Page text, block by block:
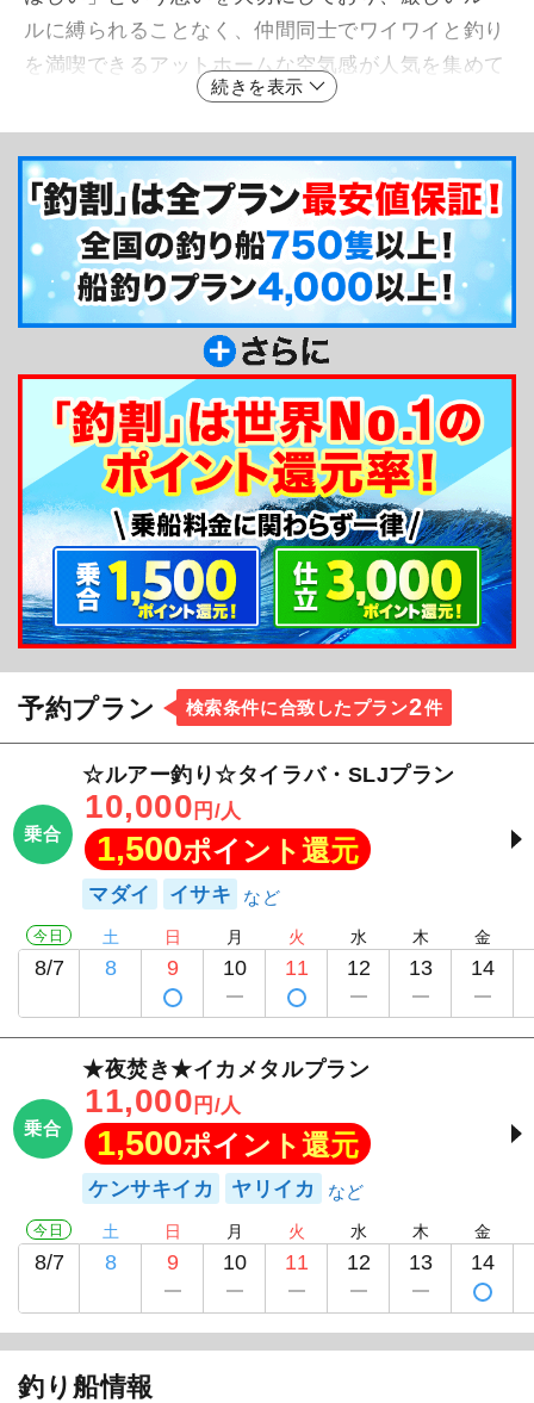
ルに縛られることなく、仲間同士でワイワイと釣り
を満喫できるアットホームな空気感が人気を集めて
います。レンタルタックルや仕掛けも用意されてい
るため、道具を持っていない方でも手ぶらで気軽に
参加できるのも嬉しいポイント。釣りが初めての方
や女性のお客様にも丁寧にレクチャーしてくれるの
で、安心してチャレンジできます。さらに、タモ入
れや仕掛け作りまで船長がしっかりサポートしてく
れるため、釣りに不慣れな方でも快適に楽しめま
す。近海の気軽な釣りから遠方エリアまで幅広く案
内しており、季節ごとにさまざまな魚種との出会い
が期待できるのも魅力。船の後方には日よけ用のオ
ーニングも備わっており、快適に過ごせる設備面も
整っています。
釣り船からのメッセージ
遊漁船ももたろうでは、初心者の方や女性のお客
様にも気軽に船釣りを楽しんでいただけるよう心掛
けています。レンタルタックルや仕掛けもご用意し
ておりますので、手ぶらでのご参加も大歓迎です。
釣り方のレクチャーはもちろん、タモ入れや仕掛け
作りまでしっかりサポートいたします。近海から遠
方まで、その時期ならではの魚を狙って楽しく出船
していますので、ぜひ一緒に海の魅力を満喫しまし
ょう！
続きを表示
予約プラン 検索条件に合致したプラン2件
乗合
☆ルアー釣り☆タイラバ・SLJプラン
10,000 円/人
1,500ポイント還元
マダイ イサキ
今日
8/7
土
8
日
9
月
10
火
11
水
12
木
13
金
14
乗合
★夜焚き★イカメタルプラン
11,000 円/人
1,500ポイント還元
ケンサキイカ ヤリイカ
今日
8/7
土
8
日
9
月
10
火
11
水
12
木
13
金
14
釣り船情報